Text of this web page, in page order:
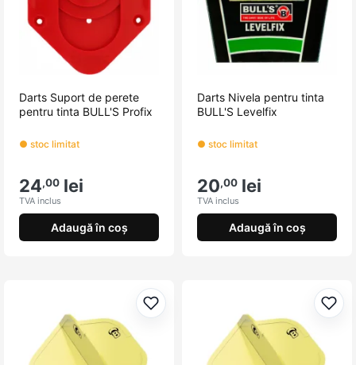
Darts Suport de perete
pentru tinta BULL'S Profix
● stoc limitat
24,00 lei
TVA inclus
Adaugă în coș
Darts Nivela pentru tinta
BULL'S Levelfix
● stoc limitat
20,00 lei
TVA inclus
Adaugă în coș
Adaugă la favorite